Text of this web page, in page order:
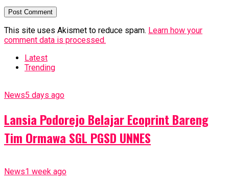
This site uses Akismet to reduce spam. Learn how your
comment data is processed.
Latest
Trending
News5 days ago
Lansia Podorejo Belajar Ecoprint Bareng
Tim Ormawa SGL PGSD UNNES
News1 week ago